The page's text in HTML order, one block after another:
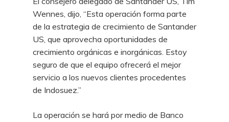
Wennes, dijo, “Esta operación forma parte
de la estrategia de crecimiento de Santander
US, que aprovecha oportunidades de
crecimiento orgánicas e inorgánicas. Estoy
seguro de que el equipo ofrecerá el mejor
servicio a los nuevos clientes procedentes
de Indosuez.”
La operación se hará por medio de Banco